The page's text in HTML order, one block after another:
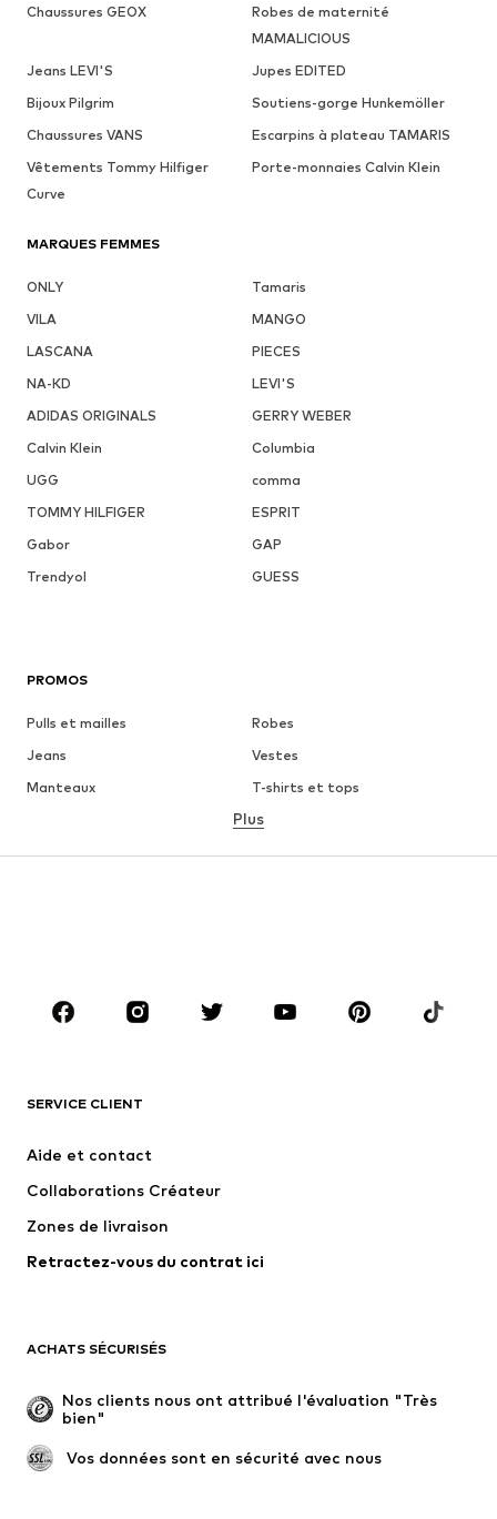
Chaussures GEOX
Robes de maternité
MAMALICIOUS
Jeans LEVI'S
Jupes EDITED
Bijoux Pilgrim
Soutiens-gorge Hunkemöller
Chaussures VANS
Escarpins à plateau TAMARIS
Vêtements Tommy Hilfiger
Curve
Porte-monnaies Calvin Klein
MARQUES FEMMES
ONLY
Tamaris
VILA
MANGO
LASCANA
PIECES
NA-KD
LEVI'S
ADIDAS ORIGINALS
GERRY WEBER
Calvin Klein
Columbia
UGG
comma
TOMMY HILFIGER
ESPRIT
Gabor
GAP
Trendyol
GUESS
PROMOS
Pulls et mailles
Robes
Jeans
Vestes
Manteaux
T-shirts et tops
Lingerie
Jupes
Blouses et tuniques
Accessoires
Premium
Nouveautés
Lingerie
Manteaux
Jupes
Occasions spéciales
Exclusif
Remise à neuf
Plus
SERVICE CLIENT
Aide et contact
Collaborations Créateur
Zones de livraison
Retractez-vous du contrat ici
ACHATS SÉCURISÉS
Nos clients nous ont attribué l'évaluation "Très
bien"
Vos données sont en sécurité avec nous